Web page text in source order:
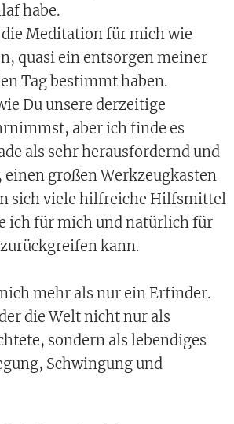
habe.
Meditation für mich wie
quasi ein entsorgen meiner
Tag bestimmt haben.
Du unsere derzeitige
aber ich finde es
als sehr herausfordernd und
großen Werkzeugkasten
sich viele hilfreiche Hilfsmittel
ich für mich und natürlich für
kann.
mehr als nur ein Erfinder.
die Welt nicht nur als
sondern als lebendiges
Schwingung und